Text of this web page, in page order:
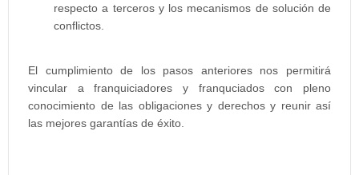
respecto a terceros y los mecanismos de solución de
conflictos.
El cumplimiento de los pasos anteriores nos permitirá
vincular a franquiciadores y franquciados con pleno
conocimiento de las obligaciones y derechos y reunir así
las mejores garantías de éxito.